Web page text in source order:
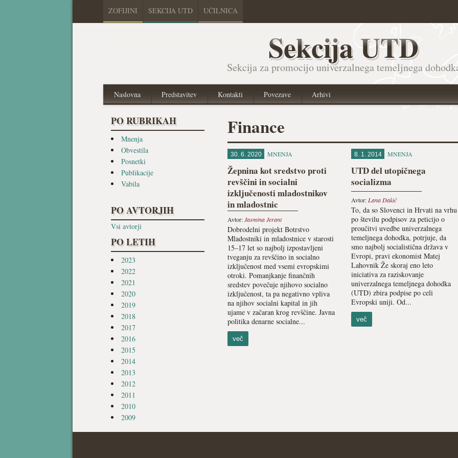
ZOFIJINI SEKCIJA UTD UČILNICA
Sekcija UTD
Sekcija za promocijo univerzalnega temeljnega
Naslovna Predstavitev Kontakti Povezave Arhivi
PO RUBRIKAH
Mnenja
Obvestila
Posnetki
Publikacije
Vabila
PO AVTORJIH
Vsi avtorji
PO LETIH
2023
2022
2021
2020
2019
2018
2017
2016
2015
2014
2013
2012
2011
2010
2009
Finance
30. 6. 2020 MNENJA
Žepnina kot sredstvo proti
revščini in socialni
izključenosti mladostnikov
in mladostnic
Avtor:Jasmina Jerant
Dobrodelni projekt Botrstvo
Mladostniki in mladostnice v starosti
15–17 let so najbolj izpostavljeni
tveganju za revščino in socialno
izključenost med vsemi evropskimi
otroki. Pomanjkanje finančnih
sredstev povečuje njihovo socialno
izključenost, ta pa negativno vpliva
na njihov socialni kapital in jih
ujame v začaran krog revščine. Javna
politika denarne socialne...
več
8. 1. 2014 MNENJA
UTD del utopičnega
socializma
Avtor: Lana Dakić
To, da so Slovenci in Hrvati na vrhu
po številu podpisov za peticijo o
proučitvi uvedbe univerzalnega
temeljnega dohodka, potrjuje, da
smo najbolj socialistična država v
Evropi, pravi ekonomist Matej
Lahovnik Že skoraj eno leto
iniciativa za raziskovanje
univerzalnega temeljnega dohodka
(UTD) zbira podpise po celi
Evropski uniji. Od...
več